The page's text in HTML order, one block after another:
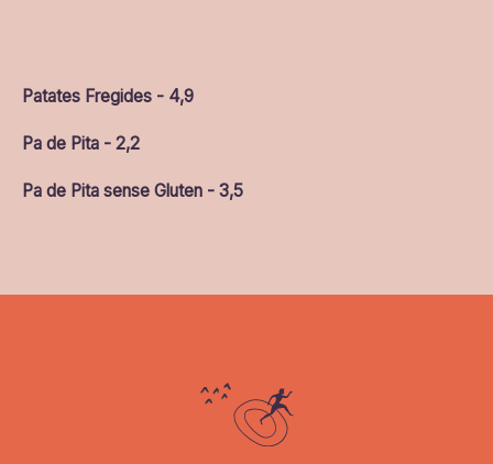
Patates Fregides - 4,9
Pa de Pita - 2,2
Pa de Pita sense Gluten - 3,5